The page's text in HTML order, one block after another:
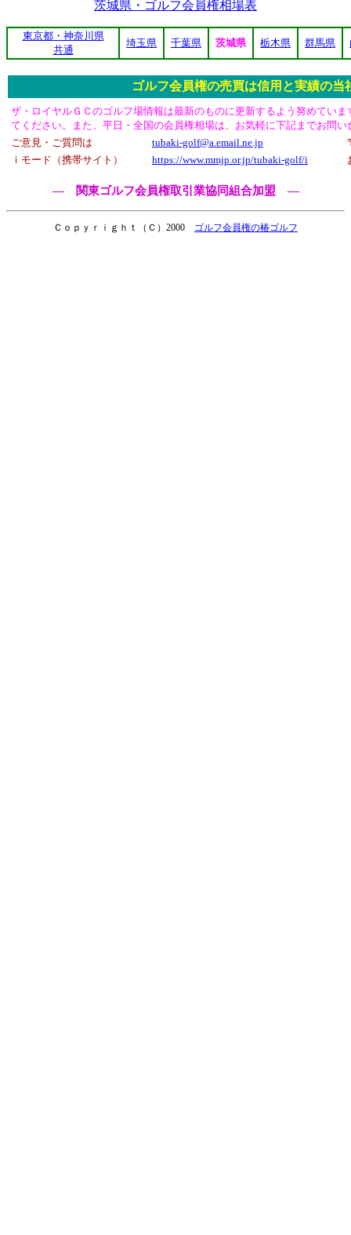
茨城県・ゴルフ会員権相場表
東京都・神奈川県
共通
埼玉県 千葉県 茨城県 栃木県 群馬県
ゴルフ会員権の売買は信用と実績の当
ザ・ロイヤルＧＣのゴルフ場情報は最新のものに更新するよう努めてい
てください。また、平日・全国の会員権相場は、お気軽に下記までお問い
ご意見・ご質問は
tubaki-golf@a.email.ne.jp
ｉモード（携帯サイト）
https://www.mmjp.or.jp/tubaki-golf/i
― 関東ゴルフ会員権取引業協同組合加盟 ―
Ｃｏｐｙｒｉｇｈｔ（Ｃ）2000 ゴルフ会員権の椿ゴルフ